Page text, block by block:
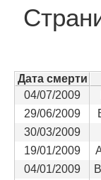
Дата смерти
04/07/2009
29/06/2009
30/03/2009
19/01/2009
04/01/2009